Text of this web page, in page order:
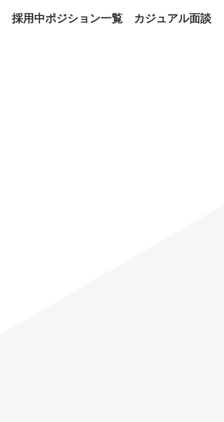
採用中ポジション一覧 カジュアル面談